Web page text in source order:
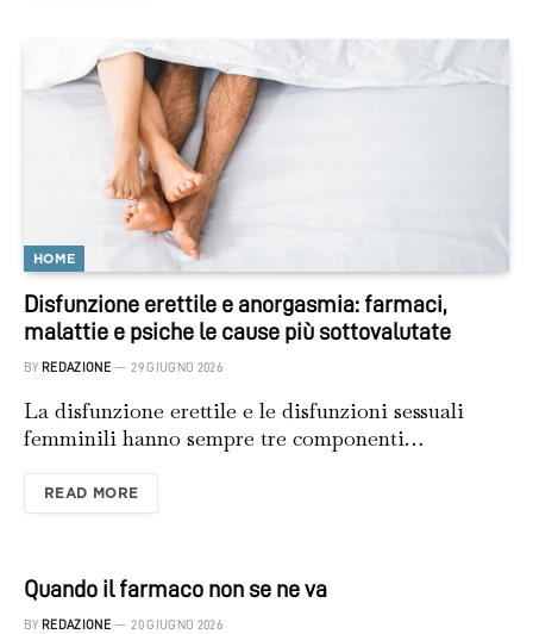
HOME
Disfunzione erettile e anorgasmia: farmaci,
malattie e psiche le cause più sottovalutate
BY REDAZIONE 29 GIUGNO 2026
La disfunzione erettile e le disfunzioni sessuali
femminili hanno sempre tre componenti…
READ MORE
Quando il farmaco non se ne va
BY REDAZIONE 20 GIUGNO 2026